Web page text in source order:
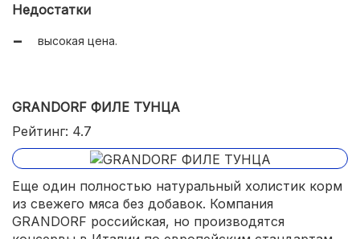
Недостатки
высокая цена.
GRANDORF ФИЛЕ ТУНЦА
Рейтинг: 4.7
Еще один полностью натуральный холистик корм
из свежего мяса без добавок. Компания
GRANDORF российская, но производятся